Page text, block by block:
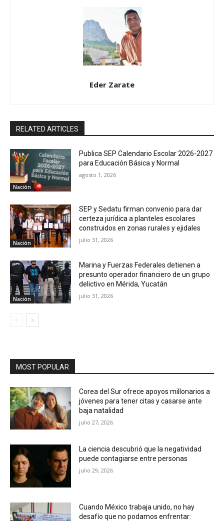
Eder Zarate
RELATED ARTICLES
Nación
Publica SEP Calendario Escolar 2026-2027
para Educación Básica y Normal
agosto 1, 2026
Nación
SEP y Sedatu firman convenio para dar
certeza jurídica a planteles escolares
construidos en zonas rurales y ejidales
julio 31, 2026
Nación
Marina y Fuerzas Federales detienen a
presunto operador financiero de un grupo
delictivo en Mérida, Yucatán
julio 31, 2026
MOST POPULAR
Corea del Sur ofrece apoyos millonarios a
jóvenes para tener citas y casarse ante
baja natalidad
julio 27, 2026
La ciencia descubrió que la negatividad
puede contagiarse entre personas
julio 29, 2026
Cuando México trabaja unido, no hay
desafío que no podamos enfrentar: